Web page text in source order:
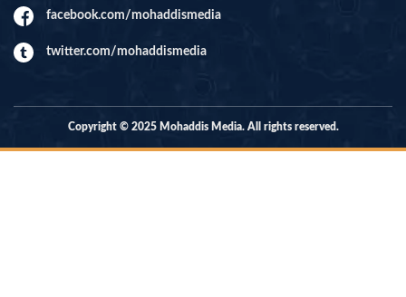
facebook.com/mohaddismedia
twitter.com/mohaddismedia
Copyright © 2025 Mohaddis Media. All rights reserved.